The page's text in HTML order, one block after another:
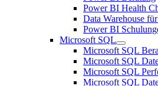
Power BI Health
Data Warehouse
Power BI
Microsoft SQL
Microsoft SQL
Microsoft SQL
Microsoft SQL
Microsoft SQL